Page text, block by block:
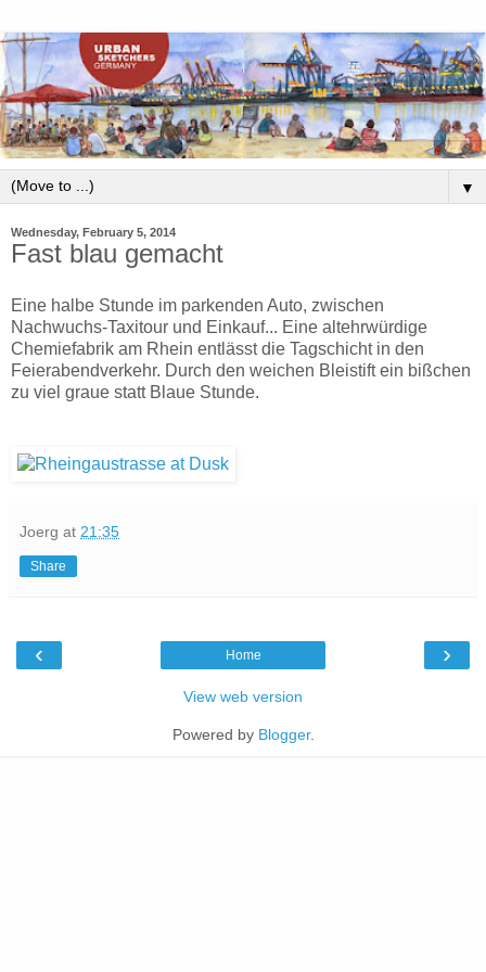
▼
Wednesday, February 5, 2014
Fast blau gemacht
Eine halbe Stunde im parkenden Auto, zwischen
Nachwuchs-Taxitour und Einkauf... Eine altehrwürdige
Chemiefabrik am Rhein entlässt die Tagschicht in den
Feierabendverkehr. Durch den weichen Bleistift ein bißchen
zu viel graue statt Blaue Stunde.
Joerg at 21:35
Share
‹ ›
Home
View web version
Powered by Blogger.